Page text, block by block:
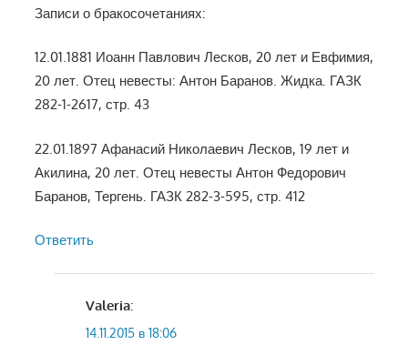
Записи о бракосочетаниях:
12.01.1881 Иоанн Павлович Лесков, 20 лет и Евфимия,
20 лет. Отец невесты: Антон Баранов. Жидка. ГАЗК
282-1-2617, стр. 43
22.01.1897 Афанасий Николаевич Лесков, 19 лет и
Акилина, 20 лет. Отец невесты Антон Федорович
Баранов, Тергень. ГАЗК 282-3-595, стр. 412
Ответить
Valeria:
14.11.2015 в 18:06